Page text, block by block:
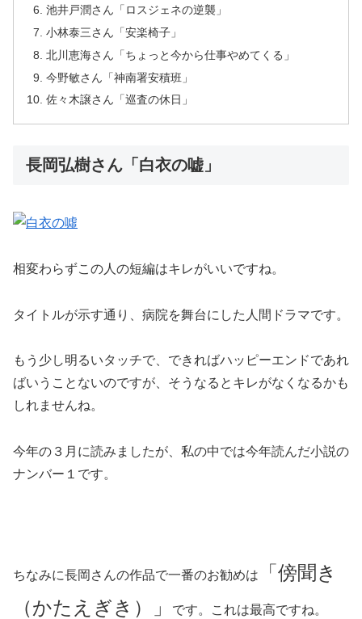
池井戸潤さん「ロスジェネの逆襲」
小林泰三さん「安楽椅子」
北川恵海さん「ちょっと今から仕事やめてくる」
今野敏さん「神南署安積班」
佐々木譲さん「巡査の休日」
長岡弘樹さん「白衣の嘘」
相変わらずこの人の短編はキレがいいですね。
タイトルが示す通り、病院を舞台にした人間ドラマです。
もう少し明るいタッチで、できればハッピーエンドであれ
ばいうことないのですが、そうなるとキレがなくなるかも
しれませんね。
今年の３月に読みましたが、私の中では今年読んだ小説の
ナンバー１です。
ちなみに長岡さんの作品で一番のお勧めは
「傍聞き
（かたえぎき）」
です。これは最高ですね。